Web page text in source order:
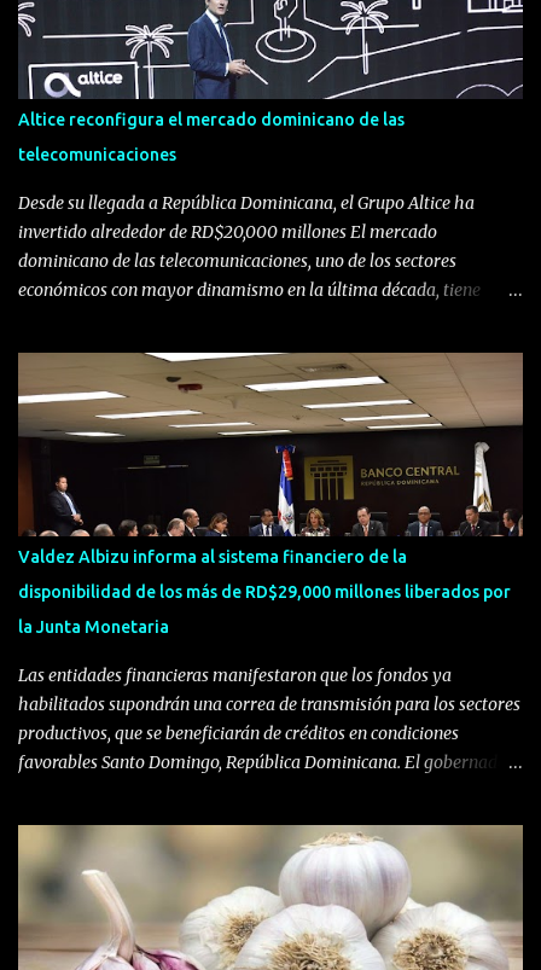
Altice reconfigura el mercado dominicano de las
telecomunicaciones
Desde su llegada a República Dominicana, el Grupo Altice ha
invertido alrededor de RD$20,000 millones El mercado
dominicano de las telecomunicaciones, uno de los sectores
económicos con mayor dinamismo en la última década, tiene
dominicano, tras la fusión de Tricom y Orange, presenta una
realidad de competencia más cercana con Claro, que se mantiene
como líder en la prestación de servicios de telefonía fija, móvil e
internet.
Valdez Albizu informa al sistema financiero de la
disponibilidad de los más de RD$29,000 millones liberados por
la Junta Monetaria
Las entidades financieras manifestaron que los fondos ya
habilitados supondrán una correa de transmisión para los sectores
productivos, que se beneficiarán de créditos en condiciones
favorables Santo Domingo, República Dominicana. El gobernador
Héctor Valdez Albizu, convocó a una reunión a los miembros de la
Asociación de Bancos Comerciales de la República Dominicana
(ABA) y a la Liga Dominicana de Asociaciones de Ahorros y
Préstamos (LIDAAPI), en la que les informó de la disponibilidad de
los RD$29,209.7 millones procedentes de la liberación del encaje
legal autorizado por la Junta Monetaria, los cuales serán